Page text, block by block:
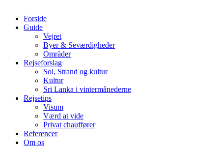
Forside
Guide
Vejret
Byer & Seværdigheder
Områder
Rejseforslag
Sol, Strand og kultur
Kultur
Sri Lanka i vintermånederne
Rejsetips
Visum
Værd at vide
Privat chauffører
Referencer
Om os